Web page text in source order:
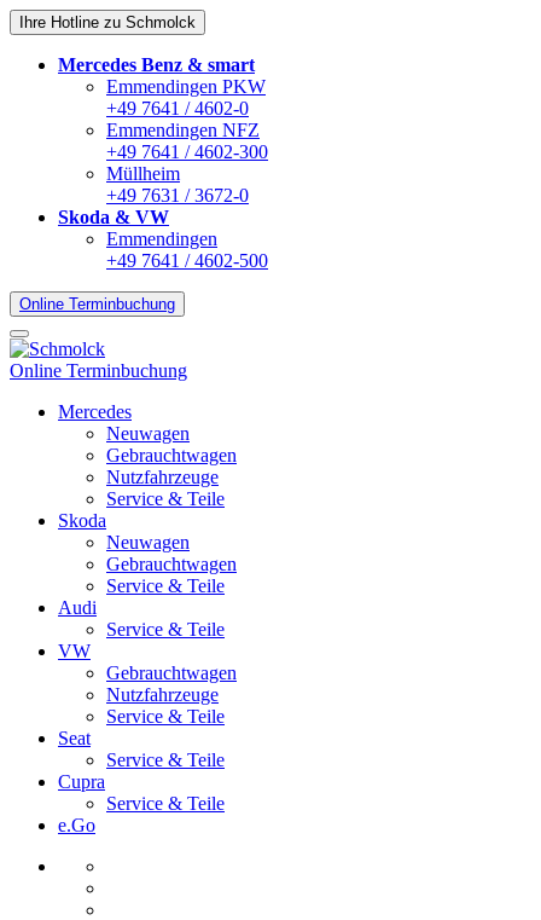
Ihre Hotline zu Schmolck
Mercedes Benz & smart
Emmendingen PKW
+49 7641 / 4602-0
Emmendingen NFZ
+49 7641 / 4602-300
Müllheim
+49 7631 / 3672-0
Skoda & VW
Emmendingen
+49 7641 / 4602-500
Online Terminbuchung
Online Terminbuchung
Mercedes
Neuwagen
Gebrauchtwagen
Nutzfahrzeuge
Service & Teile
Skoda
Neuwagen
Gebrauchtwagen
Service & Teile
Audi
Service & Teile
VW
Gebrauchtwagen
Nutzfahrzeuge
Service & Teile
Seat
Service & Teile
Cupra
Service & Teile
e.Go